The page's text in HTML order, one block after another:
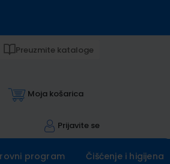
Preuzmite kataloge
Moja košarica
Prijavite se
program Čišćenje i higijena